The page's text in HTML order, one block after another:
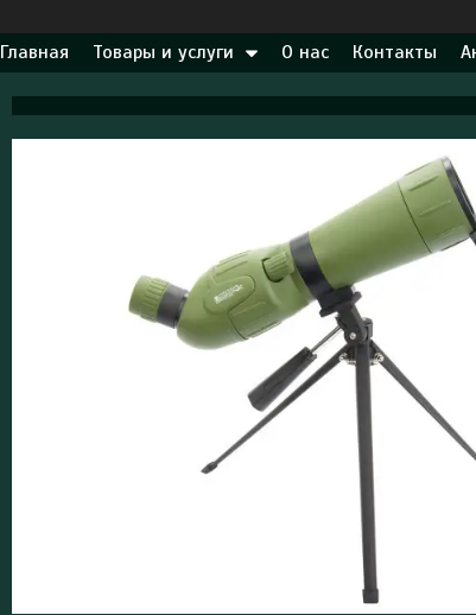
Главная Товары и услуги О нас Контакты